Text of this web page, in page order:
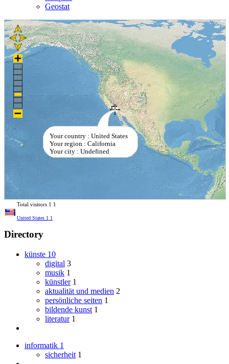
Geostat
Your country : United States
Your region : California
Your city : Undefined
Total visitors 1 1
United States 1 1
Directory
künste 10
digital 3
musik 1
künstler 1
aktualität und medien 2
persönliche seiten 1
bildende kunst 1
literatur 1
informatik 1
sicherheit 1